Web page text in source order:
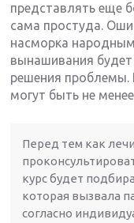
представлять еще
сама простуда.
насморка
вынашивания
решения
могут быть не
Перед тем как
курс будет
которая вызвала
согласно